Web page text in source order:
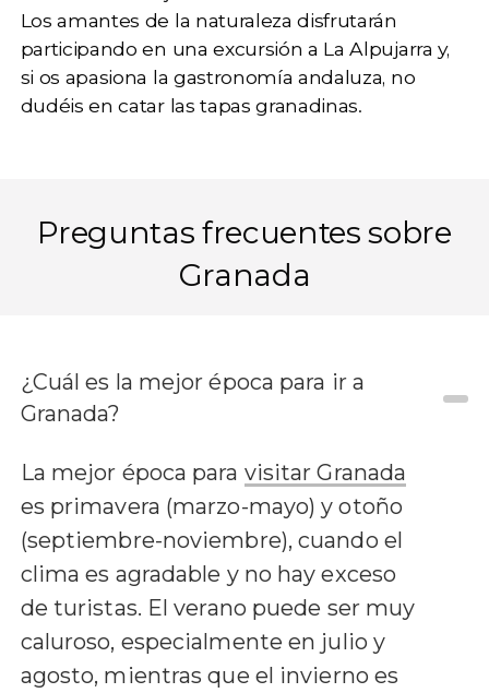
Los amantes de la naturaleza disfrutarán
participando en una excursión a La Alpujarra y,
si os apasiona la gastronomía andaluza, no
dudéis en catar las tapas granadinas.
Preguntas frecuentes sobre
Granada
¿Cuál es la mejor época para ir a
Granada?
La mejor época para visitar Granada
es primavera (marzo-mayo) y otoño
(septiembre-noviembre), cuando el
clima es agradable y no hay exceso
de turistas. El verano puede ser muy
caluroso, especialmente en julio y
agosto, mientras que el invierno es